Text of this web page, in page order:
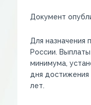
Документ
Для
России.
минимума,
дня достижения
лет.